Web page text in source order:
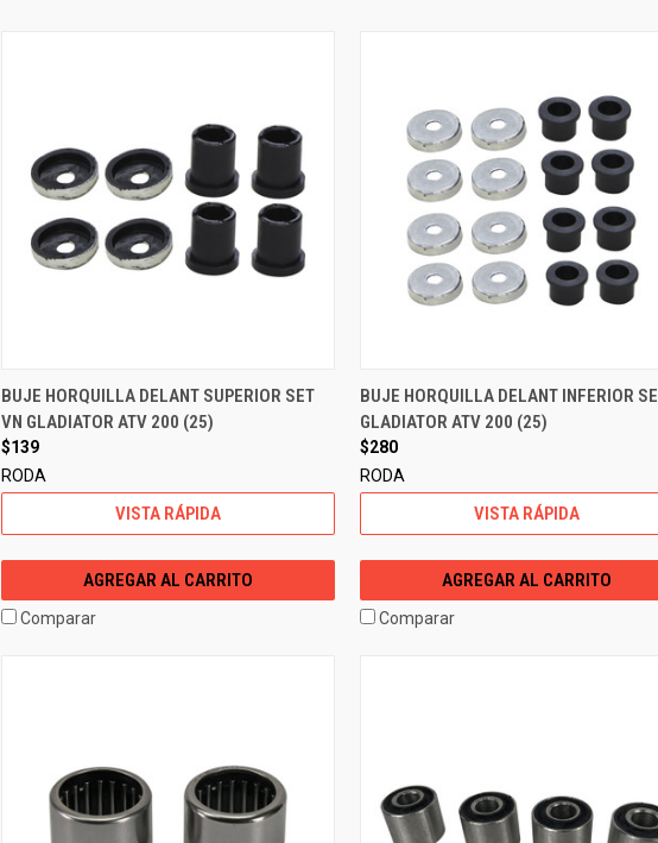
BUJE HORQUILLA DELANT SUPERIOR SET
VN GLADIATOR ATV 200 (25)
$139
RODA
VISTA RÁPIDA
AGREGAR AL CARRITO
Comparar
BUJE HORQUILLA DELANT INFERIOR
GLADIATOR ATV 200 (25)
$280
RODA
VISTA RÁPIDA
AGREGAR AL CARRITO
Comparar